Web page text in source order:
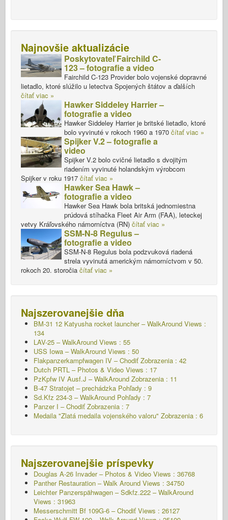
Najnovšie aktualizácie
Poskytovateľ Fairchild C-
123 – fotografie a video
Fairchild C-123 Provider bolo vojenské dopravné
lietadlo, ktoré slúžilo u letectva Spojených štátov a ďalších
čítať viac »
Hawker Siddeley Harrier –
fotografie a video
Hawker Siddeley Harrier je britské lietadlo, ktoré
bolo vyvinuté v rokoch 1960 a 1970 čítať viac »
Spijker V.2 – fotografie a
video
Spijker V.2 bolo cvičné lietadlo s dvojitým
riadením vyvinuté holandským výrobcom
Spijker v roku 1917 čítať viac »
Hawker Sea Hawk –
fotografie a video
Hawker Sea Hawk bola britská jednomiestna
prúdová stíhačka Fleet Air Arm (FAA), leteckej
vetvy Kráľovského námorníctva (RN) čítať viac »
SSM-N-8 Regulus –
fotografie a video
SSM-N-8 Regulus bola podzvuková riadená
strela vyvinutá americkým námorníctvom v 50.
rokoch 20. storočia čítať viac »
Najszerovanejšie dňa
BM-31 12 Katyusha rocket launcher – WalkAround Views :
134
LAV-25 – WalkAround Views : 55
USS Iowa – WalkAround Views : 50
Flakpanzerkampfwagen IV – Chodiť Zobrazenia : 42
Dutch PRTL – Photos & Video Views : 17
PzKpfw IV Ausf.J – WalkAround Zobrazenia : 11
B-47 Stratojet – prechádzka Pohľady : 9
Sd.Kfz 234-3 – WalkAround Pohľady : 7
Panzer I – Chodiť Zobrazenia : 7
Medaila "Zlatá medaila vojenského valoru" Zobrazenia : 6
Najszerovanejšie príspevky
Douglas A-26 Invader – Photos & Video Views : 36768
Panther Restauration – Walk Around Views : 34750
Leichter Panzerspähwagen – Sdkfz.222 – WalkAround
Views : 31963
Messerschmitt Bf 109G-6 – Chodiť Views : 26127